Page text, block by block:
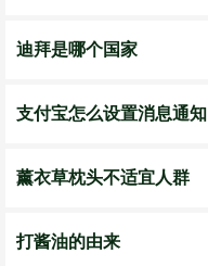
迪拜是哪个国家
支付宝怎么设置消息通知
薰衣草枕头不适宜人群
打酱油的由来